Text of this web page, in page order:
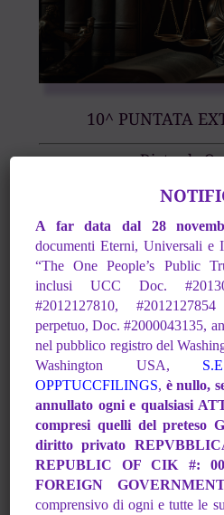
10^ PUNTATA
Dietro le
–>Playlist
11^
Il
–>Playlist
A far data dal 28
documenti Eterni, Universali e
“The One People’s Public
inclusi UCC Doc.
#2012127810,
perpetuo, Doc. #2000043135,
nel pubblico registro del
Washington USA,
OPPTUCCFILINGS, è nullo,
annullato ogni e qualsiasi
compresi quelli del preteso
diritto privato
REPUBLIC OF CIK #:
FOREIGN
comprensivo di ogni e tutte le